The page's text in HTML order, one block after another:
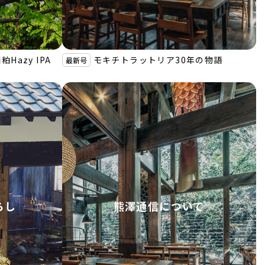
Hazy IPA 最新号 モキチトラットリア30年の物語
し 熊澤通信について